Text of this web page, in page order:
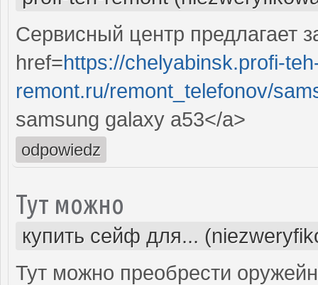
Сервисный центр предлагает
href=https://chelyabinsk.profi-
remont.ru/remont_telefonov/
samsung galaxy a53</a>
odpowiedz
Тут можно
купить сейф для...
Тут можно преобрести